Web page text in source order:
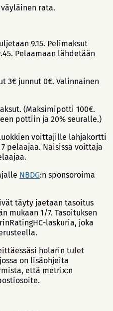
rata.
9.15. Pelimaksut
Pelaamaan lähdetään
3€ junnut 0€. Valinnainen
(Maksimipotti 100€.
pottiin ja 20% seuralle.)
voittajille lahjakortti
pelaajaa. Naisissa voittaja
NBDG:n sponsoroima
täyty jaetaan tasoitus
mukaan 1/7. Tasoituksen
laskuria, joka
holarin tulet
on lisäohjeita
että metrix:n